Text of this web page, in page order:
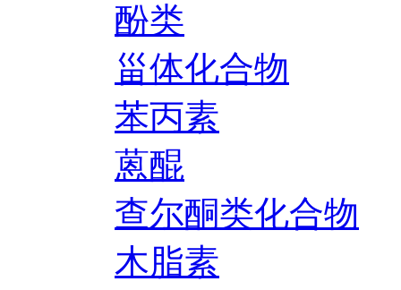
酚类
甾体化合物
苯丙素
蒽醌
查尔酮类化合物
木脂素